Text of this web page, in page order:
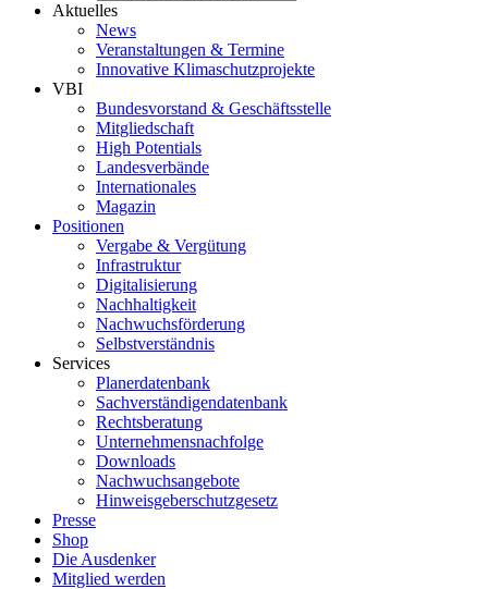
Aktuelles
News
Veranstaltungen & Termine
Innovative Klimaschutzprojekte
VBI
Bundesvorstand & Geschäftsstelle
Mitgliedschaft
High Potentials
Landesverbände
Internationales
Magazin
Positionen
Vergabe & Vergütung
Infrastruktur
Digitalisierung
Nachhaltigkeit
Nachwuchsförderung
Selbstverständnis
Services
Planerdatenbank
Sachverständigendatenbank
Rechtsberatung
Unternehmensnachfolge
Downloads
Nachwuchsangebote
Hinweisgeberschutzgesetz
Presse
Shop
Die Ausdenker
Mitglied werden